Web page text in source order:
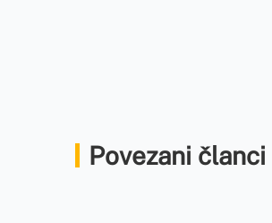
Povezani članci